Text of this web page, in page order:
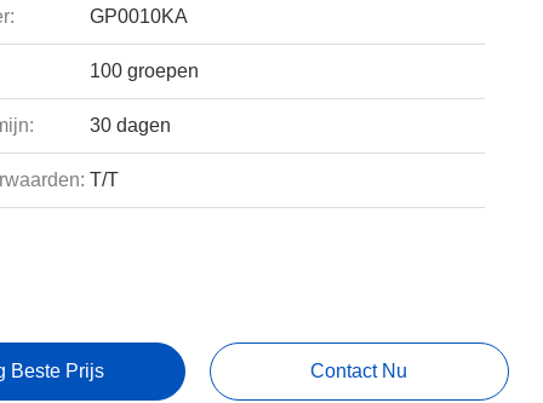
GP0010KA
100 groepen
30 dagen
T/T
Beste Prijs Contact Nu